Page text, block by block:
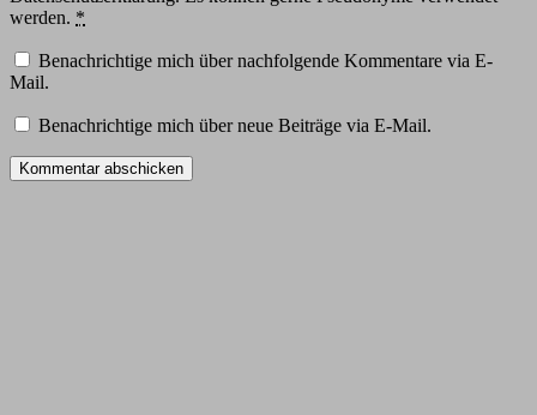
werden. *
Benachrichtige mich über nachfolgende Kommentare via E-
Mail.
Benachrichtige mich über neue Beiträge via E-Mail.